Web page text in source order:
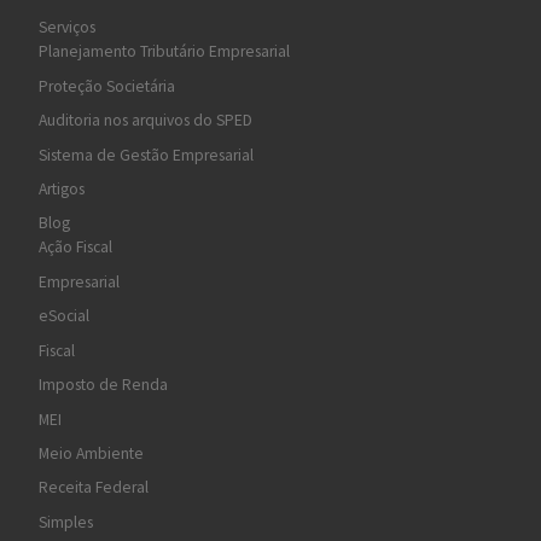
Serviços
Planejamento Tributário Empresarial
Proteção Societária
Auditoria nos arquivos do SPED
Sistema de Gestão Empresarial
Artigos
Blog
Ação Fiscal
Empresarial
eSocial
Fiscal
Imposto de Renda
MEI
Meio Ambiente
Receita Federal
Simples